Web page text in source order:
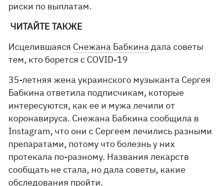
риски по выплатам.
ЧИТАЙТЕ ТАКЖЕ
Исцелившаяся Снежана Бабкина дала советы
тем, кто борется с COVID-19
35-летняя жена украинского музыканта Сергея
Бабкина ответила подписчикам, которые
интересуются, как ее и мужа лечили от
коронавируса. Снежана Бабкина сообщила в
Instagram, что они с Сергеем лечились разными
препаратами, потому что болезнь у них
протекала по-разному. Названия лекарств
сообщать не стала, но дала советы, какие
обследования пройти.